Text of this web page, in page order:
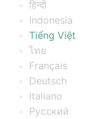
हिन्दी
Indonesia
Tiếng Việt
ไทย
Français
Deutsch
Italiano
Русский